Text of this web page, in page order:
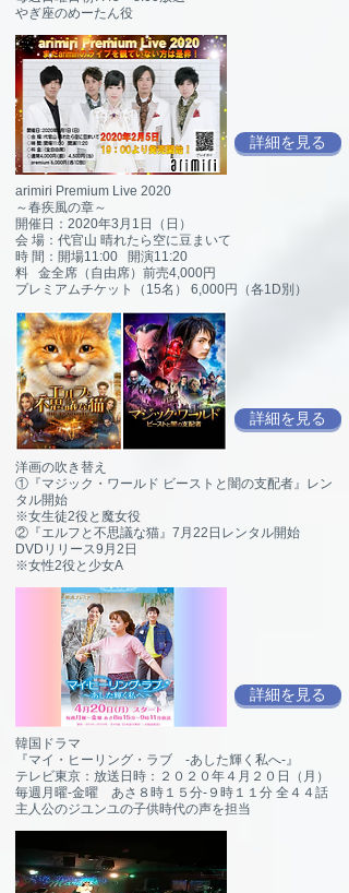
やぎ座のめーたん役
詳細を見る
arimiri Premium Live 2020
～春疾風の章～
開催日：2020年3月1日（日）
会 場：代官山 晴れたら空に豆まいて
時 間：開場11:00 開演11:20
料 金全席（自由席）前売4,000円
プレミアムチケット（15名） 6,000円（各1D別）
詳細を見る
洋画の吹き替え
①『マジック・ワールド ビーストと闇の支配者』レン
タル開始
※女生徒2役と魔女役
②『エルフと不思議な猫』7月22日レンタル開始
DVDリリース9月2日
※女性2役と少女A
詳細を見る
韓国ドラマ
『マイ・ヒーリング・ラブ -あした輝く私へ-』
テレビ東京：放送日時：２０２０年４月２０日（月）
毎週月曜-金曜 あさ８時１５分-９時１１分 全４４話
​主人公のジユンユの子供時代の声を担当